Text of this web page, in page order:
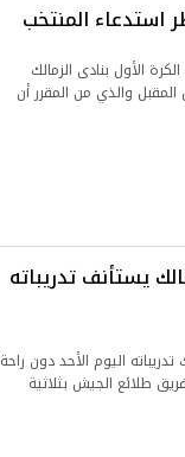
استدعاء المنتخب
الأول بنادى الزمالك
والذي من المقرر أن
يستأنف تدريباته
اليوم الأحد دون راحة
طلائع الجيش بثلاثية